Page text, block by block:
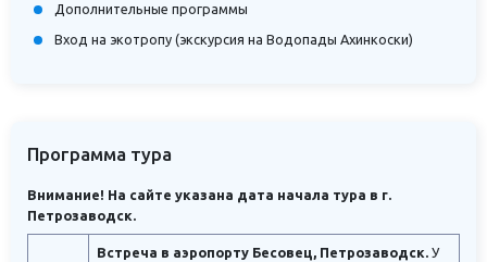
Дополнительные программы
Вход на экотропу (экскурсия на Водопады Ахинкоски)
Программа тура
Внимание! На сайте указана дата начала тура в г.
Петрозаводск.
Встреча в аэропорту Бесовец, Петрозаводск. У